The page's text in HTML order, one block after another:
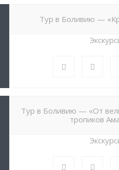
Тур в Боливию —
Тур в Боливию — «От
тропиков